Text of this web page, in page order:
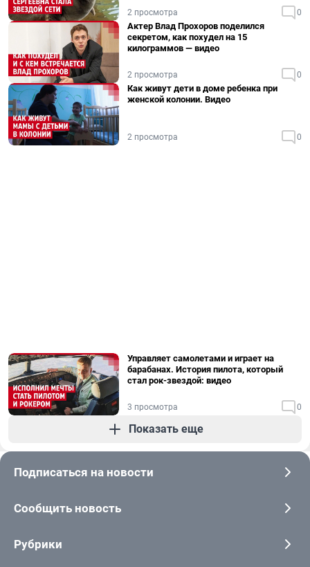
2 просмотра 0
Актер Влад Прохоров поделился
секретом, как похудел на 15
килограммов — видео
2 просмотра 0
Как живут дети в доме ребенка при
женской колонии. Видео
2 просмотра 0
Управляет самолетами и играет на
барабанах. История пилота, который
стал рок-звездой: видео
3 просмотра 0
Показать еще
Подписаться на новости
Сообщить новость
Рубрики